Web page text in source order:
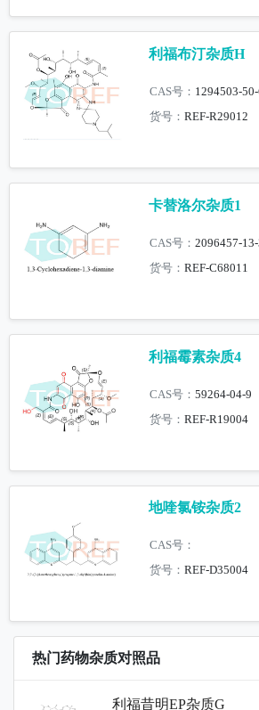
利福布汀杂质H
CAS号： 1294503-
货号：REF-R29012
卡替洛尔杂质1
CAS号：2096457-
货号：REF-C68011
利福霉素杂质4
CAS号：59264-04-9
货号：REF-R19004
地喹氯铵杂质2
CAS号：
货号：REF-D35004
热门药物杂质对照品
利福昔明EP杂质G